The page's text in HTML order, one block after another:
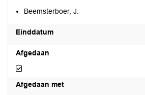
Beemsterboer, J.
Einddatum
Afgedaan
Afgedaan
Afgedaan met